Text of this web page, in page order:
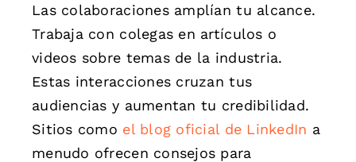
Las colaboraciones amplían tu alcance.
Trabaja con colegas en artículos o
videos sobre temas de la industria.
Estas interacciones cruzan tus
audiencias y aumentan tu credibilidad.
Sitios como el blog oficial de LinkedIn a
menudo ofrecen consejos para